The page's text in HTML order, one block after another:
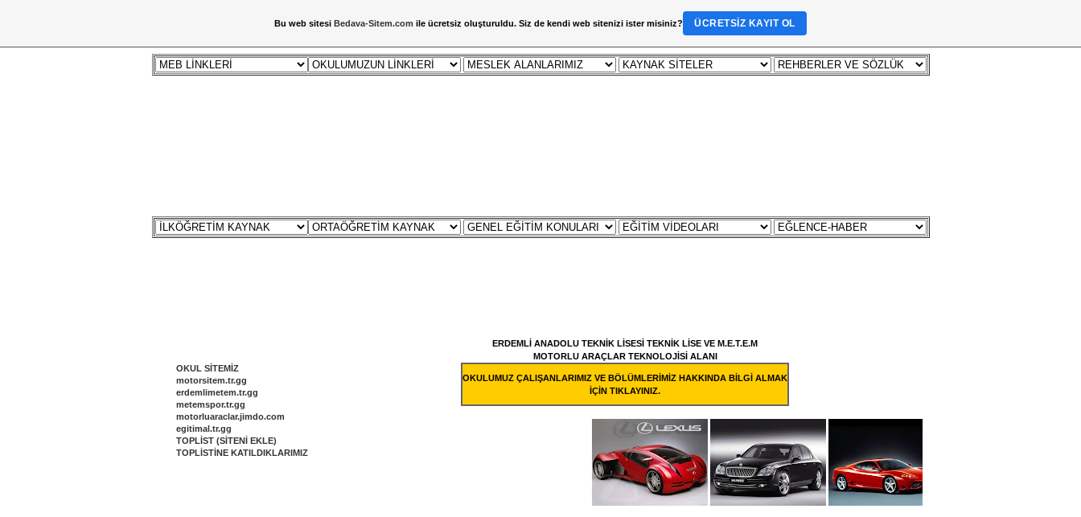
OKUL SİTEMİZ
motorsitem.tr.gg
erdemlimetem.tr.gg
metemspor.tr.gg
motorluaraclar.jimdo.com
egitimal.tr.gg
TOPLİST (SİTENİ EKLE)
TOPLİSTİNE KATILDIKLARIMIZ
ERDEMLİ ANADOLU TEKNİK LİSESİ TEKNİK LİSE VE M.E.T.E.M
MOTORLU ARAÇLAR TEKNOLOJİSİ ALANI
OKULUMUZ ÇALIŞANLARIMIZ VE BÖLÜMLERİMİZ HAKKINDA BİLGİ ALMAK
İÇİN TIKLAYINIZ.
Bu web sitesiBedava-Sitem.com ile ücretsiz oluşturuldu. Siz de kendi web sitenizi ister misiniz? ÜCRETSIZ KAYIT OL